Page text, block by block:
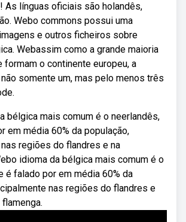
As línguas oficiais são holandês,
Webo commons possui uma
e outros ficheiros sobre
Webassim como a grande maioria
o continente europeu, a
somente um, mas pelo menos três
bélgica mais comum é o neerlandês,
em média 60% da população,
regiões do flandres e na
idioma da bélgica mais comum é o
é falado por em média 60% da
nas regiões do flandres e